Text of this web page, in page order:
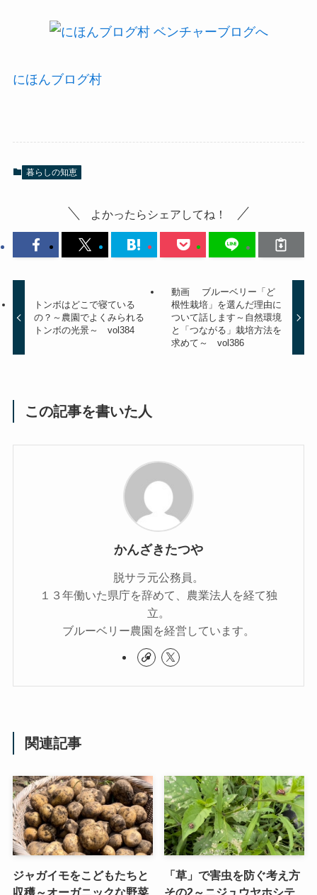
にほんブログ村
暮らしの知恵
よかったらシェアしてね！
トンボはどこで寝ている
の？～農園でよくみられる
トンボの光景～ vol384
動画 ブルーベリー「ど
根性栽培」を選んだ理由に
ついて話します～自然環境
と「つながる」栽培方法を
求めて～ vol386
この記事を書いた人
かんざきたつや
脱サラ元公務員。
１３年働いた県庁を辞めて、農業法人を経て独
立。
ブルーベリー農園を経営しています。
関連記事
ジャガイモをこどもたちと
収穫～オーガニックな野菜
「草」で害虫を防ぐ考え方
その2～ニジュウヤホシテ